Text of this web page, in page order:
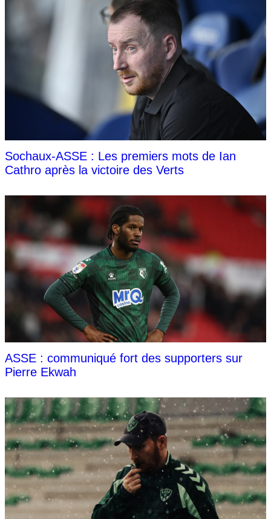
Sochaux-ASSE : Les premiers mots de Ian
Cathro après la victoire des Verts
ASSE : communiqué fort des supporters sur
Pierre Ekwah